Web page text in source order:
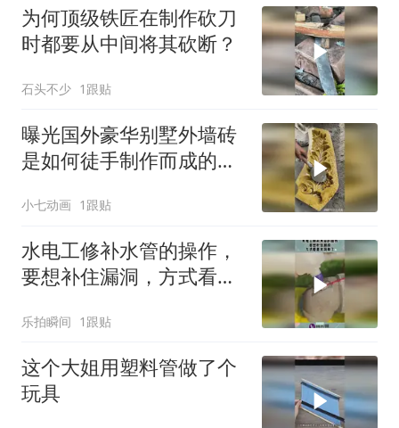
为何顶级铁匠在制作砍刀
时都要从中间将其砍断？
石头不少 1跟贴
曝光国外豪华别墅外墙砖
是如何徒手制作而成的的
小七动画 1跟贴
水电工修补水管的操作，
要想补住漏洞，方式看着
乐拍瞬间 1跟贴
这个大姐用塑料管做了个
玩具